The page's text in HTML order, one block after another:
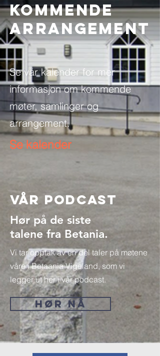
Kommende
ARRANGEMENT
Se vår kalender for mer
informasjon om kommende
møter, samlinger og
arrangement.
Se kalender
Vår Podcast
Hør på de siste
talene fra Betania.
Vi tar opptak av en del taler på møtene
våre i Betaania Vigeland, som vi
legger ut her i vår podcast.
HØR NÅ